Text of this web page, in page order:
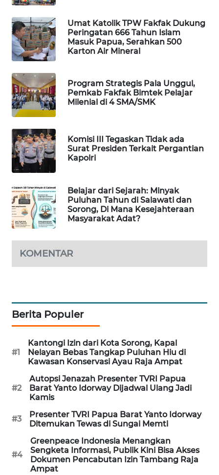
Umat Katolik TPW Fakfak Dukung
Peringatan 666 Tahun Islam
Masuk Papua, Serahkan 500
Karton Air Mineral
Program Strategis Pala Unggul,
Pemkab Fakfak Bimtek Pelajar
Milenial di 4 SMA/SMK
Komisi III Tegaskan Tidak ada
Surat Presiden Terkait Pergantian
Kapolri
Belajar dari Sejarah: Minyak
Puluhan Tahun di Salawati dan
Sorong, Di Mana Kesejahteraan
Masyarakat Adat?
KOMENTAR
Berita Populer
#1
Kantongi Izin dari Kota Sorong, Kapal
Nelayan Bebas Tangkap Puluhan Hiu di
Kawasan Konservasi Ayau Raja Ampat
#2
Autopsi Jenazah Presenter TVRI Papua
Barat Yanto Idorway Dijadwal Ulang Jadi
Kamis
#3
Presenter TVRI Papua Barat Yanto Idorway
Ditemukan Tewas di Sungai Memti
#4
Greenpeace Indonesia Menangkan
Sengketa Informasi, Publik Kini Bisa Akses
Dokumen Pencabutan Izin Tambang Raja
Ampat
MAWAKA
ID
MARTABAT
NET
PLN
WATCH
MKLI
LPKKI
LKKI
KOPEKLIN
FORJASIDA
TAMBANG
NEWS
SITUNGIR
NEWS
SIDIKALANG
SIBARAGAS
NEWS